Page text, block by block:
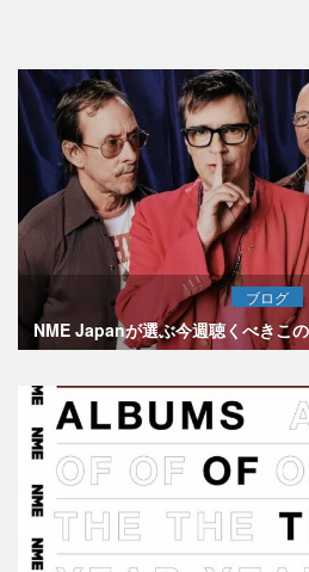
ブログ
NME Japanが選ぶ今週聴くべきこ